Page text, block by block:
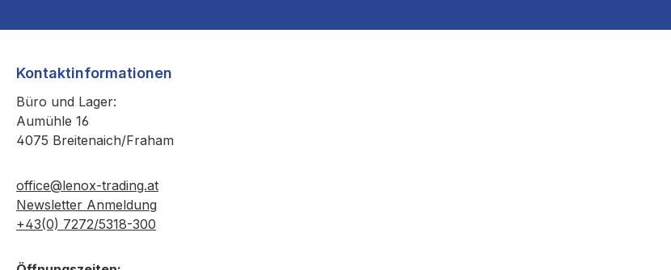
Kontaktinformationen
Büro und Lager:
Aumühle 16
4075 Breitenaich/Fraham
office@lenox-trading.at
Newsletter Anmeldung
+43(0) 7272/5318-300